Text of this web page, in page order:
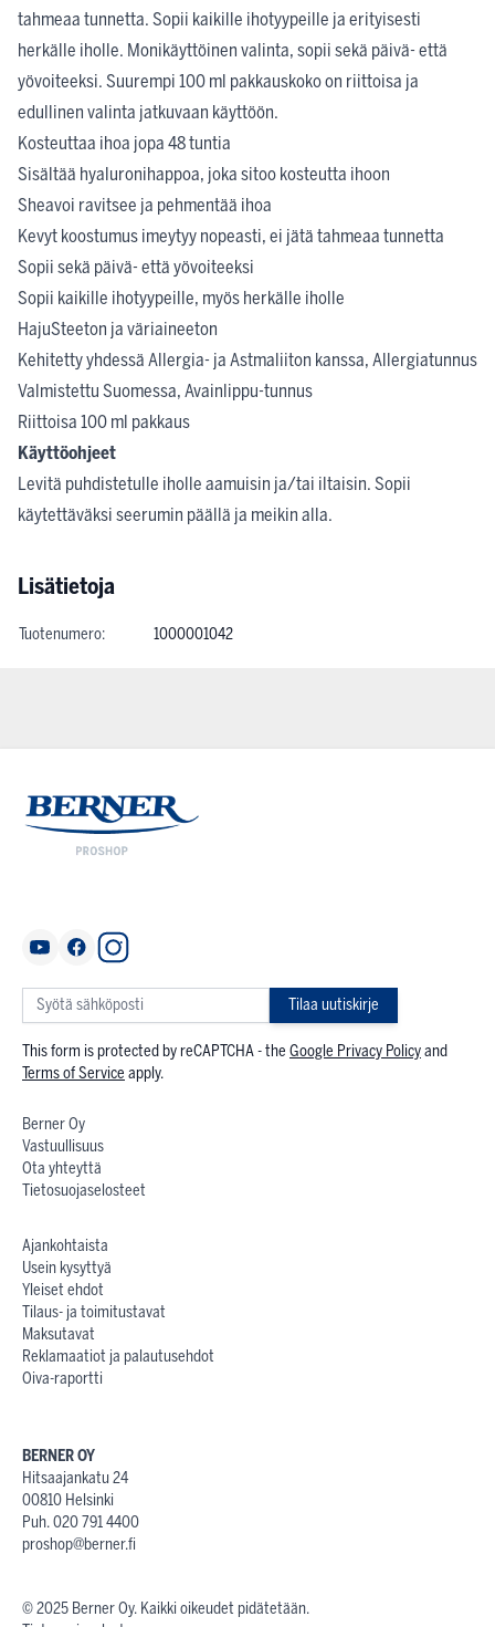
tahmeaa tunnetta. Sopii kaikille ihotyypeille ja erityisesti
herkälle iholle. Monikäyttöinen valinta, sopii sekä päivä- että
yövoiteeksi. Suurempi 100 ml pakkauskoko on riittoisa ja
edullinen valinta jatkuvaan käyttöön.
Kosteuttaa ihoa jopa 48 tuntia
Sisältää hyaluronihappoa, joka sitoo kosteutta ihoon
Sheavoi ravitsee ja pehmentää ihoa
Kevyt koostumus imeytyy nopeasti, ei jätä tahmeaa tunnetta
Sopii sekä päivä- että yövoiteeksi
Sopii kaikille ihotyypeille, myös herkälle iholle
HajuSteeton ja väriaineeton
Kehitetty yhdessä Allergia- ja Astmaliiton kanssa, Allergiatunnus
Valmistettu Suomessa, Avainlippu-tunnus
Riittoisa 100 ml pakkaus
Käyttöohjeet
Levitä puhdistetulle iholle aamuisin ja/tai iltaisin. Sopii
käytettäväksi seerumin päällä ja meikin alla.
Lisätietoja
Tuotenumero: 1000001042
Tilaa uutiskirje
This form is protected by reCAPTCHA - the Google Privacy Policyand
Terms of Service apply.
Berner Oy
Vastuullisuus
Ota yhteyttä
Tietosuojaselosteet
Ajankohtaista
Usein kysyttyä
Yleiset ehdot
Tilaus- ja toimitustavat
Maksutavat
Reklamaatiot ja palautusehdot
Oiva-raportti
BERNER OY
Hitsaajankatu 24
00810 Helsinki
Puh. 020 791 4400
proshop@berner.fi
© 2025 Berner Oy. Kaikki oikeudet pidätetään.